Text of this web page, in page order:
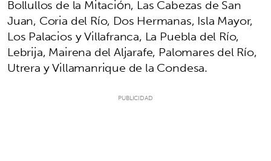
Bollullos de la Mitación, Las Cabezas de San
Juan, Coria del Río, Dos Hermanas, Isla Mayor,
Los Palacios y Villafranca, La Puebla del Río,
Lebrija, Mairena del Aljarafe, Palomares del Río,
Utrera y Villamanrique de la Condesa.